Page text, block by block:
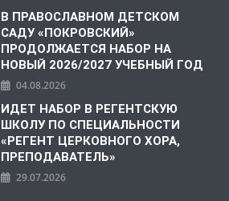
В ПРАВОСЛАВНОМ ДЕТСКОМ
САДУ «ПОКРОВСКИЙ»
ПРОДОЛЖАЕТСЯ НАБОР НА
НОВЫЙ 2026/2027 УЧЕБНЫЙ ГОД
04.08.2026
ИДЕТ НАБОР В РЕГЕНТСКУЮ
ШКОЛУ ПО СПЕЦИАЛЬНОСТИ
«РЕГЕНТ ЦЕРКОВНОГО ХОРА,
ПРЕПОДАВАТЕЛЬ»
29.07.2026